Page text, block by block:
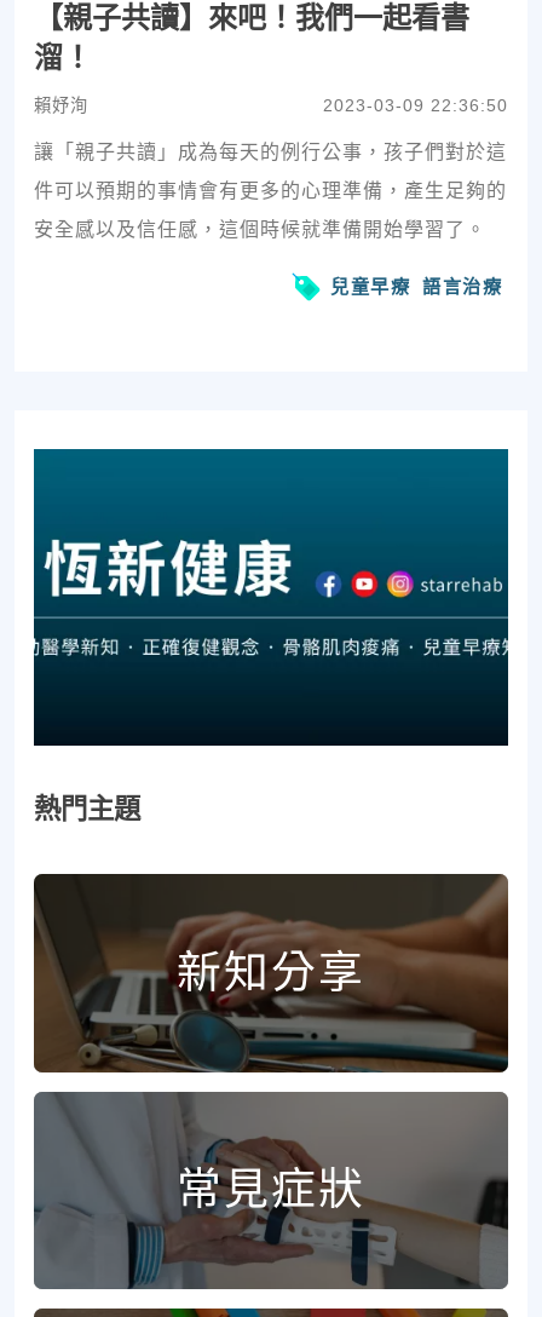
【親子共讀】來吧！我們一起看書
溜！
賴妤洵 2023-03-09 22:36:50
讓「親子共讀」成為每天的例行公事，孩子們對於這
件可以預期的事情會有更多的心理準備，產生足夠的
安全感以及信任感，這個時候就準備開始學習了。
兒童早療 語言治療
熱門主題
新知分享
常見症狀